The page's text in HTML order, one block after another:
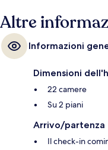
Altre
Informazioni
Dimensioni
22 camere
Su 2 piani
Arrivo/partenza
Il check-in